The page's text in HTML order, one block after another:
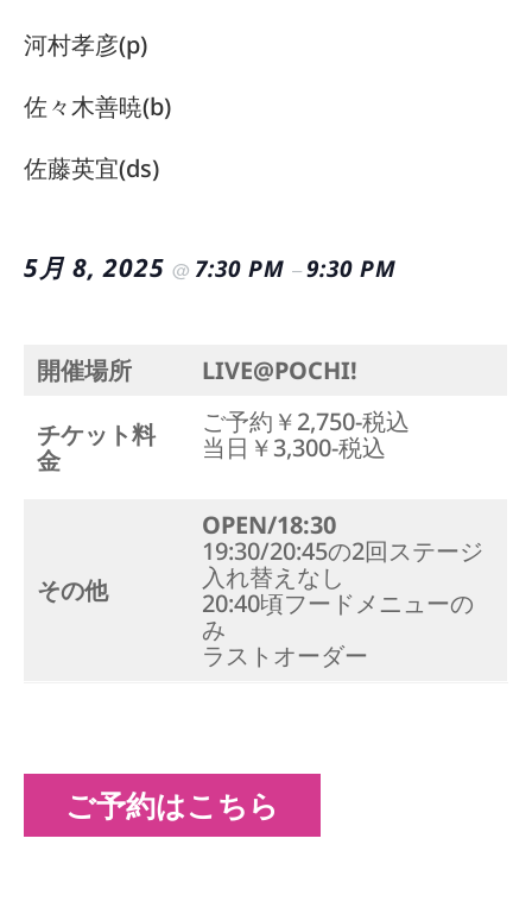
河村孝彦(p)
佐々木善暁(b)
佐藤英宜(ds)
5月 8, 2025 @ 7:30 PM –9:30 PM
開催場所
LIVE@POCHI!
チケット料
金
ご予約￥2,750-税込
当日￥3,300-税込
その他
OPEN/18:30
19:30/20:45の2回ステージ
入れ替えなし
20:40頃フードメニューの
み
ラストオーダー
ご予約はこちら